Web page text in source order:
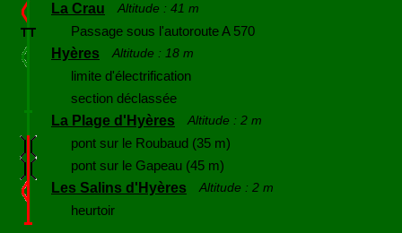
La Crau
Altitude : 41 m
Passage sous l'autoroute A 570
Hyères
Altitude : 18 m
limite d'électrification
section déclassée
La Plage d'Hyères
Altitude : 2 m
pont sur le Roubaud (35 m)
pont sur le Gapeau (45 m)
Les Salins d'Hyères
Altitude : 2 m
heurtoir